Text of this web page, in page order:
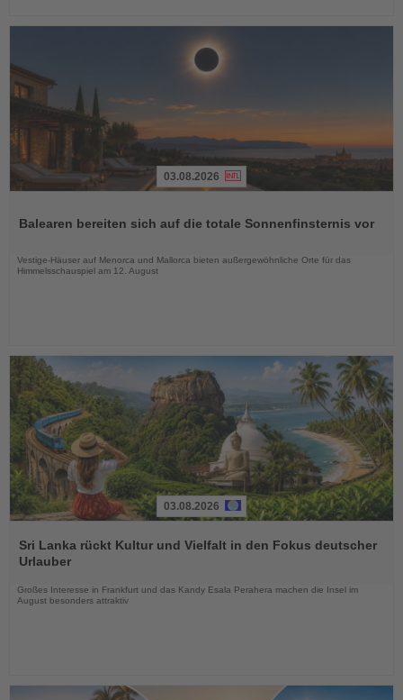
die
03.08.2026
Balearen bereiten sich auf die totale Sonnenfinsternis vor
Vestige-Häuser auf Menorca und Mallorca bieten außergewöhnliche Orte für das
Himmelsschauspiel am 12. August
Sie
die
03.08.2026
Sri Lanka rückt Kultur und Vielfalt in den Fokus deutscher
Urlauber
Großes Interesse in Frankfurt und das Kandy Esala Perahera machen die Insel im
August besonders attraktiv